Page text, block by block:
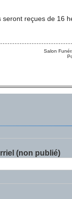
seront reçues de 16
Salon
(non publié)